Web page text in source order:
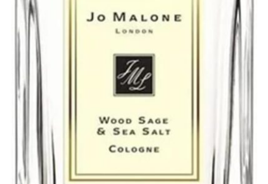
おすすめ② イングリッシュペアー＆フリージア
6. 6| どんな人におすすめ？
7| ジョーマローンの香水集めるならカラリア！
8| まとめ:海風がなびくバリ島の香りでした！